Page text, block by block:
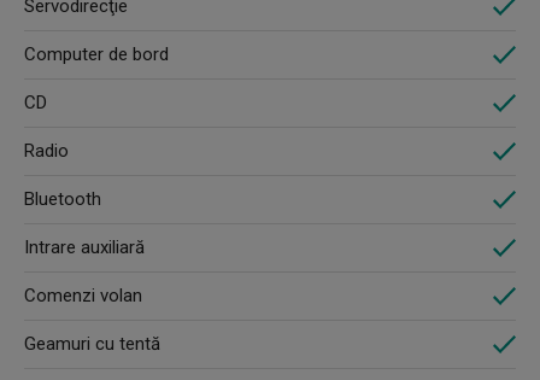
Servodirecţie
Computer de bord
CD
Radio
Bluetooth
Intrare auxiliară
Comenzi volan
Geamuri cu tentă